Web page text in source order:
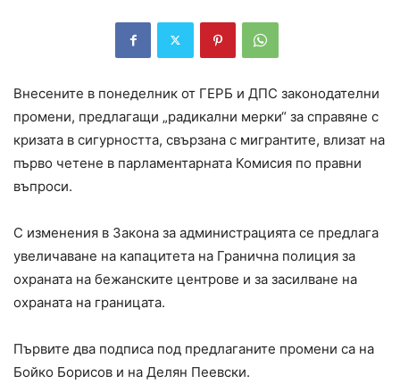
Внесените в понеделник от ГЕРБ и ДПС законодателни
промени, предлагащи „радикални мерки“ за справяне с
кризата в сигурността, свързана с мигрантите, влизат на
първо четене в парламентарната Комисия по правни
въпроси.
С изменения в Закона за администрацията се предлага
увеличаване на капацитета на Гранична полиция за
охраната на бежанските центрове и за засилване на
охраната на границата.
Първите два подписа под предлаганите промени са на
Бойко Борисов и на Делян Пеевски.